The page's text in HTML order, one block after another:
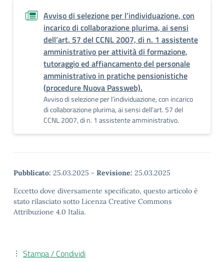
Avviso di selezione per l’individuazione, con
incarico di collaborazione plurima, ai sensi
dell’art. 57 del CCNL 2007, di n. 1 assistente
amministrativo per attività di formazione,
tutoraggio ed affiancamento del personale
amministrativo in pratiche pensionistiche
(procedure Nuova Passweb).
Avviso di selezione per l’individuazione, con incarico
di collaborazione plurima, ai sensi dell’art. 57 del
CCNL 2007, di n. 1 assistente amministrativo.
Pubblicato: 25.03.2025 - Revisione: 25.03.2025
Eccetto dove diversamente specificato, questo articolo è
stato rilasciato sotto Licenza Creative Commons
Attribuzione 4.0 Italia.
Stampa / Condividi